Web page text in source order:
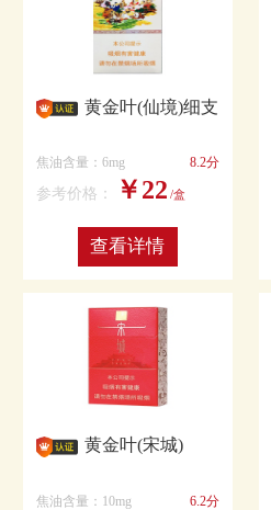
黄金叶(仙境)细支
焦油含量：6mg 8.2分
参考价格： ￥22 /盒
查看详情
黄金叶(宋城)
焦油含量：10mg 6.2分